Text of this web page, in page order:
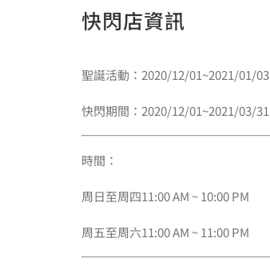
快閃店資訊
聖誕活動：2020/12/01~2021/01/03
快閃期間：2020/12/01~2021/03/31
時間：
周日至周四11:00 AM ~ 10:00 PM
周五至周六11:00 AM ~ 11:00 PM